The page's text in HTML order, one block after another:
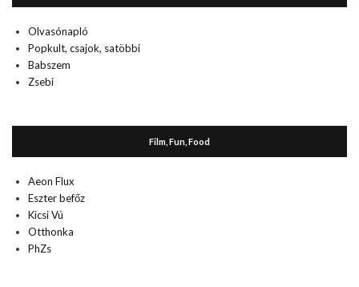
Olvasónapló
Popkult, csajok, satöbbi
Babszem
Zsebi
Film, Fun, Food
Aeon Flux
Eszter befőz
Kicsi Vú
Otthonka
PhZs